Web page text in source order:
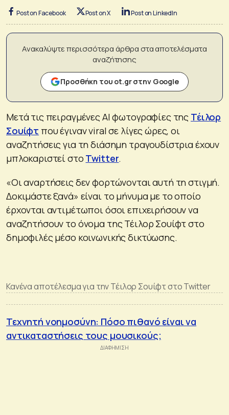
Post on Facebook Post on X Post on LinkedIn
Ανακαλύψτε περισσότερα άρθρα στα αποτελέσματα
αναζήτησης
Προσθήκη του ot.gr στην Google
Μετά τις πειραγμένες AI φωτογραφίες της Τέιλορ
Σουίφτ που έγιναν viral σε λίγες ώρες, οι
αναζητήσεις για τη διάσημη τραγουδίστρια έχουν
μπλοκαριστεί στο Twitter.
«Οι αναρτήσεις δεν φορτώνονται αυτή τη στιγμή.
Δοκιμάστε ξανά» είναι το μήνυμα με το οποίο
έρχονται αντιμέτωποι όσοι επιχειρήσουν να
αναζητήσουν το όνομα της Τέιλορ Σουίφτ στο
δημοφιλές μέσο κοινωνικής δικτύωσης.
Κανένα αποτέλεσμα για την Τέιλορ Σουίφτ στο Twitter
Τεχνητή νοημοσύνη: Πόσο πιθανό είναι να
αντικαταστήσεις τους μουσικούς;